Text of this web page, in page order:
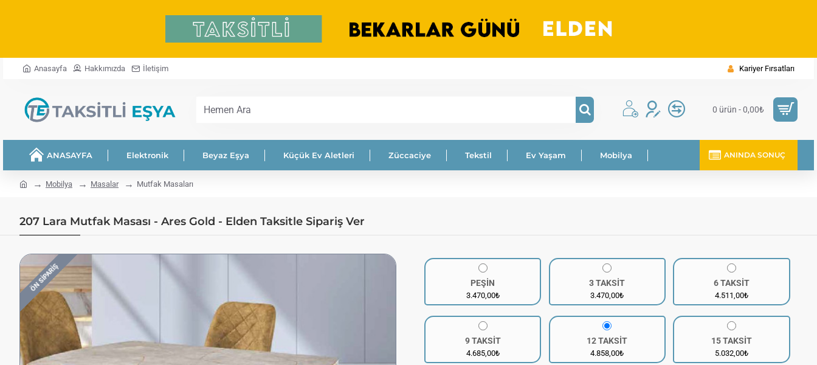
Anasayfa Hakkımızda İletişim Kariyer Fırsatları
Hemen
0 ürün - 0,00₺
ANASAYFA Elektronik Beyaz Eşya Küçük Ev Aletleri Züccaciye Tekstil Ev Yaşam Mobilya ANINDA SONUÇ
home Mobilya Masalar Mutfak Masaları
207 Lara Mutfak Masası - Ares Gold - Elden Taksitle Sipariş Ver
ÖN SIPARIŞ PEŞİN
3.470,00₺
3 TAKSİT
3.470,00₺
6 TAKSİT
4.511,00₺
9 TAKSİT
4.685,00₺
12 TAKSİT
4.858,00₺
15 TAKSİT
5.032,00₺